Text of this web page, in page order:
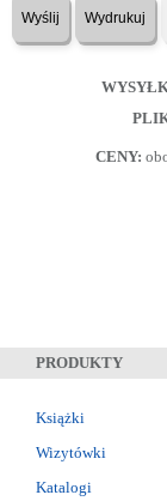
Wyślij Wydrukuj
CENY:
PRODUKTY
Książki
Wizytówki
Katalogi